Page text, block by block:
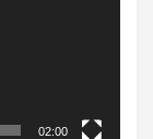
02:00